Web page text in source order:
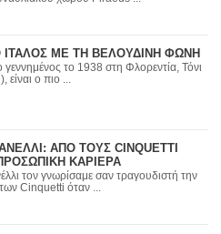
ΙΤΑΛΟΣ ΜΕ ΤΗ ΒΕΛΟΥΔΙΝΗ ΦΩΝΗ
γεννημένος το 1938 στη Φλορεντία, Τόνι
είναι ο πιο ...
ΑΠΟ ΤΟΥΣ CINQUETTI
ΚΑΡΙΕΡΑ
την
των Cinquetti όταν ...